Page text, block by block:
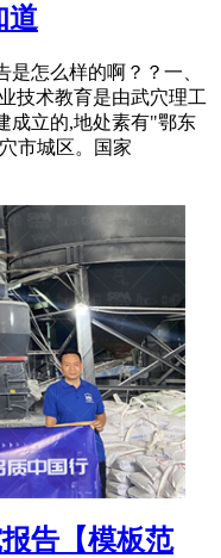
道
怎么样的啊？？一、
技术教育是由武穴理工
成立的,地处素有"鄂东
市城区。国家
告【模板范